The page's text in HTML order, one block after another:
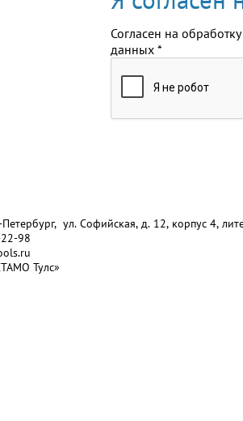
Согласен на обработку
данных *
ул. Софийская, д. 12, корпус 4,
98
Тулс»